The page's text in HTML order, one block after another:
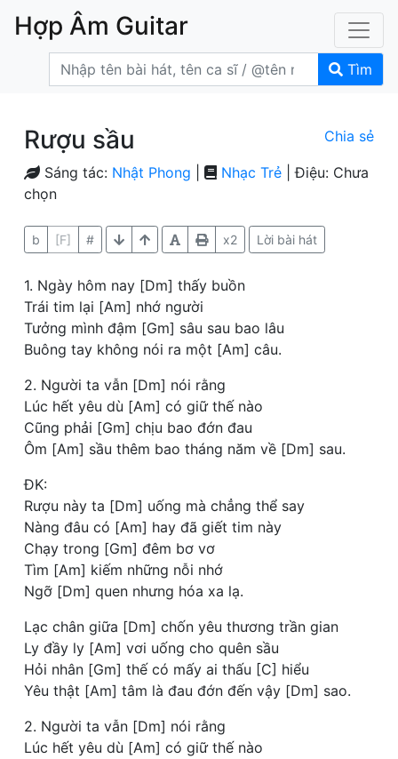
Hợp Âm Guitar
Tìm
Rượu sầu Chia sẻ
Sáng tác: Nhật Phong Nhạc Trẻ | Điệu: Chưa
chọn
b [F] # x2 Lời bài hát
1. Ngày hôm nay [Dm] thấy buồn
Trái tim lại [Am] nhớ người
Tưởng mình đậm [Gm] sâu sau bao lâu
Buông tay không nói ra một [Am] câu.
2. Người ta vẫn [Dm] nói rằng
Lúc hết yêu dù [Am] có giữ thế nào
Cũng phải [Gm] chịu bao đớn đau
Ôm [Am] sầu thêm bao tháng năm về [Dm] sau.
ĐK:
Rượu này ta [Dm] uống mà chẳng thể say
Nàng đâu có [Am] hay đã giết tim này
Chạy trong [Gm] đêm bơ vơ
Tìm [Am] kiếm những nỗi nhớ
Ngỡ [Dm] quen nhưng hóa xa lạ.
Lạc chân giữa [Dm] chốn yêu thương trần gian
Ly đầy ly [Am] vơi uống cho quên sầu
Hỏi nhân [Gm] thế có mấy ai thấu [C] hiểu
Yêu thật [Am] tâm là đau đớn đến vậy [Dm] sao.
2. Người ta vẫn [Dm] nói rằng
Lúc hết yêu dù [Am] có giữ thế nào